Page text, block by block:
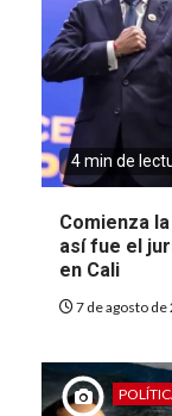
4 min de
Comienza
así fue el
en Cali
7 de agosto de